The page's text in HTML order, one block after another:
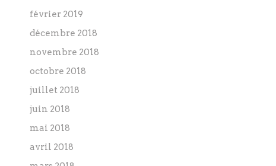
février 2019
décembre 2018
novembre 2018
octobre 2018
juillet 2018
juin 2018
mai 2018
avril 2018